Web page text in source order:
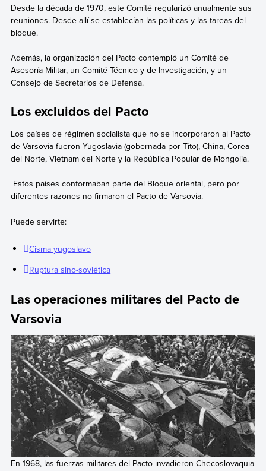
Desde la década de 1970, este Comité regularizó anualmente sus
reuniones. Desde allí se establecían las políticas y las tareas del
bloque.
Además, la organización del Pacto contempló un Comité de
Asesoría Militar, un Comité Técnico y de Investigación, y un
Consejo de Secretarios de Defensa.
Los excluidos del Pacto
Los países de régimen socialista que no se incorporaron al Pacto
de Varsovia fueron Yugoslavia (gobernada por Tito), China, Corea
del Norte, Vietnam del Norte y la República Popular de Mongolia.
Estos países conformaban parte del Bloque oriental, pero por
diferentes razones no firmaron el Pacto de Varsovia.
Puede servirte:
Cisma yugoslavo
Ruptura sino-soviética
Las operaciones militares del Pacto de
Varsovia
En 1968, las fuerzas militares del Pacto invadieron Checoslovaquia